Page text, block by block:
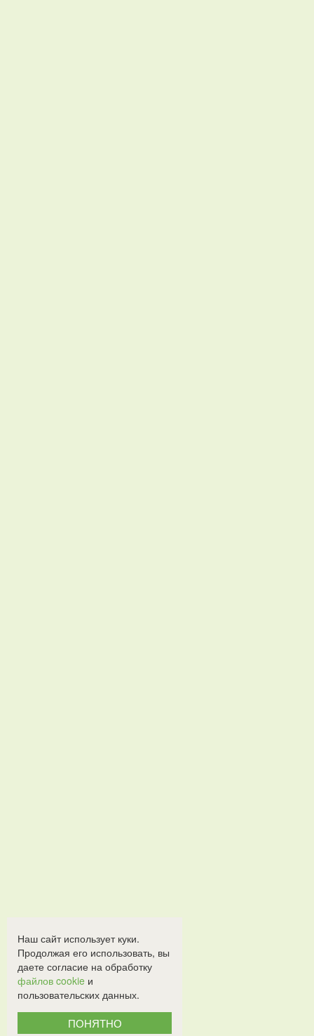
Наш сайт использует куки.
Продолжая его использовать, вы
даете согласие на обработку
файлов cookie и
пользовательских данных.
ПОНЯТНО